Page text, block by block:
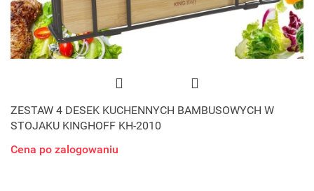
ZESTAW 4 DESEK KUCHENNYCH BAMBUSOWYCH W
STOJAKU KINGHOFF KH-2010
Cena po zalogowaniu